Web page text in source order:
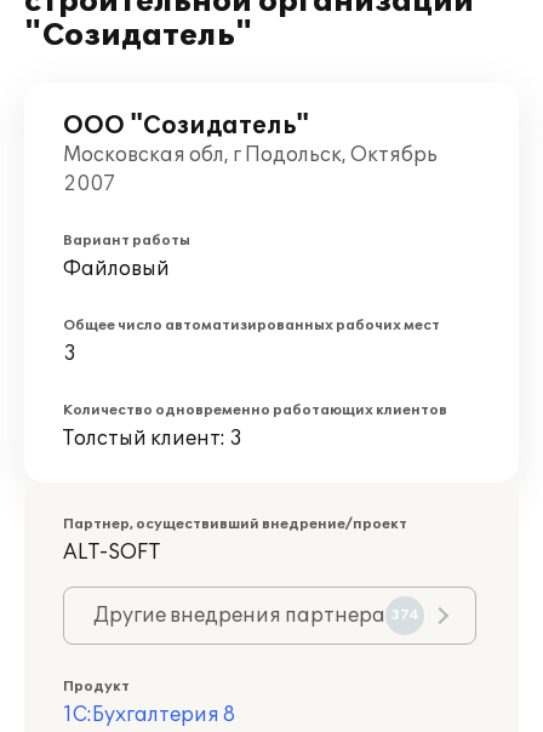
"Созидатель"
ООО "Созидатель"
Московская обл, г Подольск, Октябрь
2007
Вариант работы
Файловый
Общее число автоматизированных рабочих мест
3
Количество одновременно работающих клиентов
Толстый клиент: 3
Партнер, осуществивший внедрение/проект
ALT-SOFT
Другие внедрения партнера 374
Продукт
1С:Бухгалтерия 8